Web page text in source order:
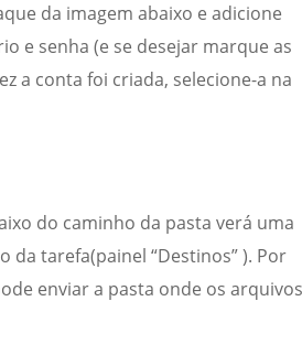
da imagem abaixo e adicione
e senha (e se desejar marque as
a conta foi criada, selecione-a na
do caminho da pasta verá uma
tarefa(painel “Destinos” ). Por
enviar a pasta onde os arquivos